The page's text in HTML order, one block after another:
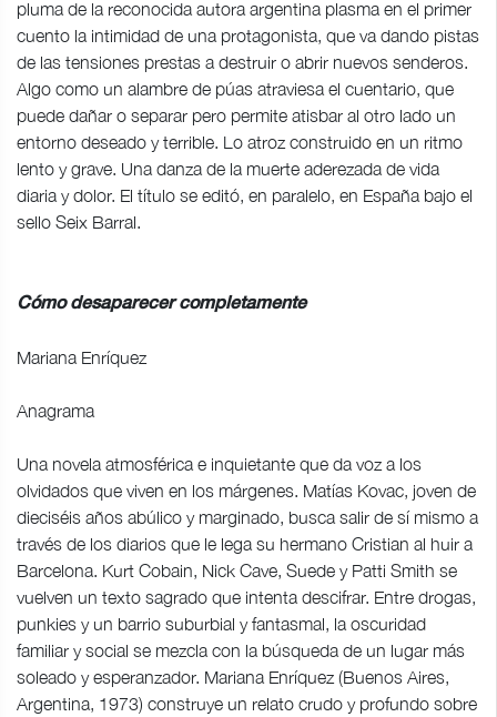
pluma de la reconocida autora argentina plasma en el primer
cuento la intimidad de una protagonista, que va dando pistas
de las tensiones prestas a destruir o abrir nuevos senderos.
Algo como un alambre de púas atraviesa el cuentario, que
puede dañar o separar pero permite atisbar al otro lado un
entorno deseado y terrible. Lo atroz construido en un ritmo
lento y grave. Una danza de la muerte aderezada de vida
diaria y dolor. El título se editó, en paralelo, en España bajo el
sello Seix Barral.
Cómo desaparecer completamente
Mariana Enríquez
Anagrama
Una novela atmosférica e inquietante que da voz a los
olvidados que viven en los márgenes. Matías Kovac, joven de
dieciséis años abúlico y marginado, busca salir de sí mismo a
través de los diarios que le lega su hermano Cristian al huir a
Barcelona. Kurt Cobain, Nick Cave, Suede y Patti Smith se
vuelven un texto sagrado que intenta descifrar. Entre drogas,
punkies y un barrio suburbial y fantasmal, la oscuridad
familiar y social se mezcla con la búsqueda de un lugar más
soleado y esperanzador. Mariana Enríquez (Buenos Aires,
Argentina, 1973) construye un relato crudo y profundo sobre